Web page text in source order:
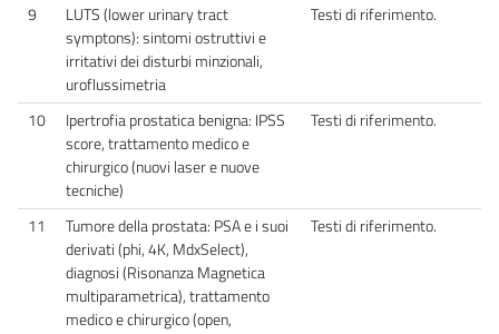
9
LUTS (lower urinary tract
symptons): sintomi ostruttivi e
irritativi dei disturbi minzionali,
uroflussimetria
Testi di riferimento.
10
Ipertrofia prostatica benigna: IPSS
score, trattamento medico e
chirurgico (nuovi laser e nuove
tecniche)
Testi di riferimento.
11
Tumore della prostata: PSA e i suoi
derivati (phi, 4K, MdxSelect),
diagnosi (Risonanza Magnetica
multiparametrica), trattamento
medico e chirurgico (open,
Testi di riferimento.